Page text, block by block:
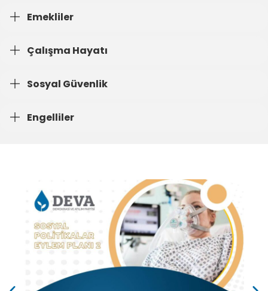
Emekliler
Çalışma Hayatı
Sosyal Güvenlik
Engelliler